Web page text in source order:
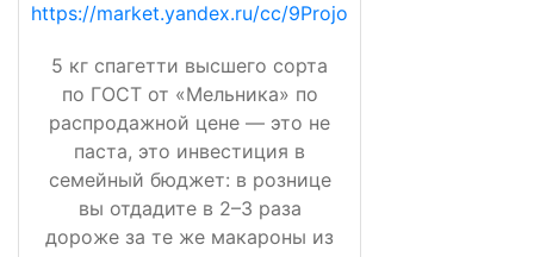
https://market.yandex.ru/cc/9Projo
5 кг спагетти высшего сорта
по ГОСТ от «Мельника» по
распродажной цене — это не
паста, это инвестиция в
семейный бюджет: в рознице
вы отдадите в 2–3 раза
дороже за те же макароны из